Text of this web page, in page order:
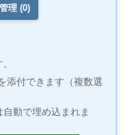
理 (0)
添付できます（複数選
動で埋め込まれま